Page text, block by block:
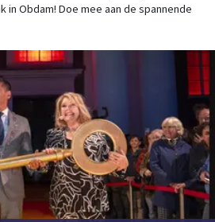
in Obdam! Doe mee aan de spannende